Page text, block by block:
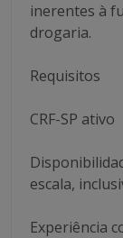
inerentes à
drogaria.
Requisitos
CRF-SP ativo
escala,
Experiência